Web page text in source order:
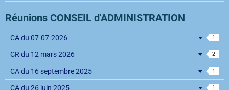
Réunions CONSEIL d'ADMINISTRATION
CA du 07-07-2026 1
CR du 12 mars 2026 2
CA du 16 septembre 2025 1
CA du 26 juin 2025 1